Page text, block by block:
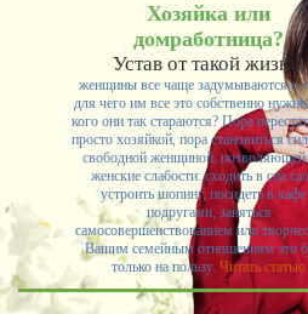
Хозяйка или
домработница?
Устав от такой жизни,
женщины все чаще задумываются о
для чего им все это собственно
кого они так стараются? Пора
просто хозяйкой, пора становиться
свободной женщиной, позволяющей
женские слабости: сходить в спа
устроить шопинг, посидеть в
подругами, заняться
самосовершенствованием или
Вашим семейным отношениям это
только на пользу. Читать статью